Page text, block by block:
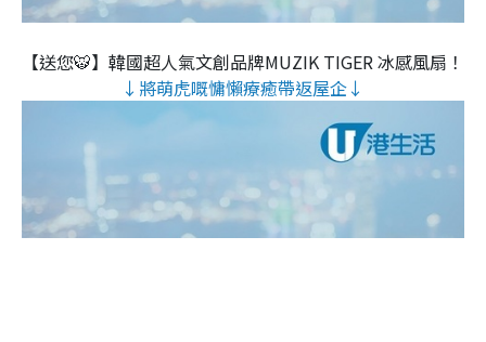
【送您🐯】韓國超人氣文創品牌MUZIK TIGER 冰感風扇！
↓將萌虎嘅慵懶療癒帶返屋企↓